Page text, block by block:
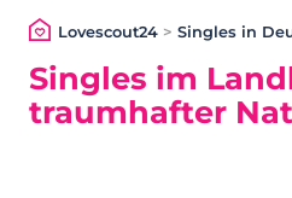
Lovescout24> Singles in
Singles im
traumhafter